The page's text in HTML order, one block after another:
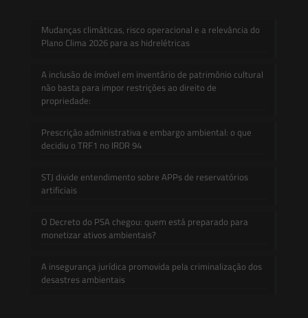
Mudanças climáticas, risco operacional e a relevância do
Plano Clima 2026 para as hidrelétricas
A inclusão de imóvel em inventário de patrimônio cultural
não basta para impor restrições ao direito de
propriedade:
Prescrição administrativa e embargo ambiental: o que
decidiu o TRF1 no IRDR 94
STJ divide entendimento sobre APPs de reservatórios
artificiais
O Decreto do PSA chegou: quem está preparado para
monetizar ativos ambientais?
A insegurança jurídica promovida pela criminalização dos
desastres ambientais